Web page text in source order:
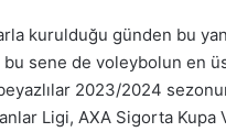
kurulduğu günden bu
sene de voleybolun en
2023/2024
Ligi, AXA Sigorta Kupa